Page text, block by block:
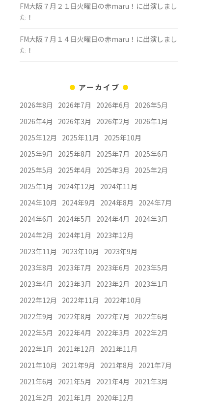
FM大阪７月２１日火曜日の赤maru！に出演しまし
た！
FM大阪７月１４日火曜日の赤maru！に出演しまし
た！
アーカイブ
2026年8月 2026年7月 2026年6月
2026年5月
2026年4月
2026年3月 2026年2月
2026年1月
2025年12月
2025年11月
2025年10月
2025年9月
2025年8月 2025年7月
2025年6月
2025年5月
2025年4月 2025年3月
2025年2月
2025年1月
2024年12月
2024年11月
2024年10月
2024年9月 2024年8月
2024年7月
2024年6月
2024年5月 2024年4月
2024年3月
2024年2月
2024年1月
2023年12月
2023年11月
2023年10月
2023年9月
2023年8月
2023年7月 2023年6月
2023年5月
2023年4月
2023年3月 2023年2月
2023年1月
2022年12月
2022年11月
2022年10月
2022年9月
2022年8月 2022年7月
2022年6月
2022年5月
2022年4月 2022年3月
2022年2月
2022年1月
2021年12月
2021年11月
2021年10月
2021年9月 2021年8月
2021年7月
2021年6月
2021年5月 2021年4月
2021年3月
2021年2月
2021年1月 2020年12月